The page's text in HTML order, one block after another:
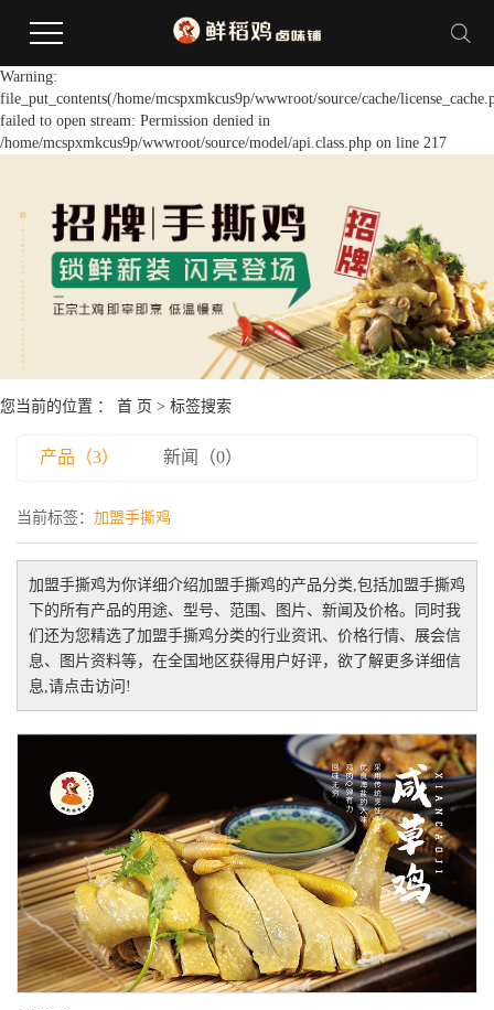
Warning:
file_put_contents(/home/mcspxmkcus9p/wwwroot/source/cache/
failed to open stream: Permission denied in
/home/mcspxmkcus9p/wwwroot/source/model/api.class.php on line 217
您当前的位置 ： 首 页 > 标签搜索
产品（3） 新闻（0）
当前标签： 加盟手撕鸡
加盟手撕鸡为你详细介绍加盟手撕鸡的产品分类,包括加盟手撕鸡
下的所有产品的用途、型号、范围、图片、新闻及价格。同时我
们还为您精选了加盟手撕鸡分类的行业资讯、价格行情、展会信
息、图片资料等，在全国地区获得用户好评，欲了解更多详细信
息,请点击访问!